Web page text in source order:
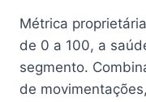
Métrica
de 0 a 100, a
segmento.
de